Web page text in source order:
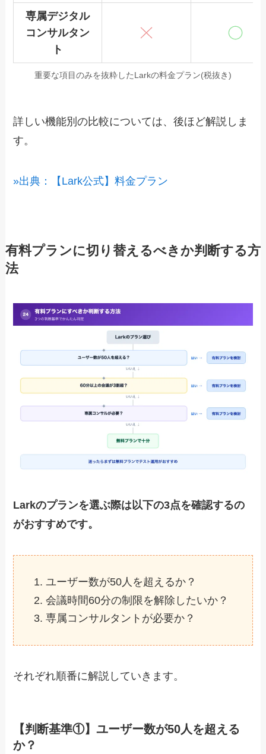
専属デジタル
コンサルタン
ト
重要な項目のみを抜粋したLarkの料金プラン(税抜き)
詳しい機能別の比較については、後ほど解説しま
す。
»出典：【Lark公式】料金プラン
有料プランに切り替えるべきか判断する方
法
Larkのプランを選ぶ際は以下の3点を確認するの
がおすすめです。
ユーザー数が50人を超えるか？
会議時間60分の制限を解除したいか？
専属コンサルタントが必要か？
それぞれ順番に解説していきます。
【判断基準①】ユーザー数が50人を超える
か？